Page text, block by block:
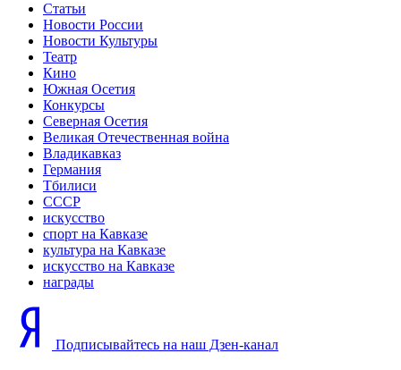
Статьи
Новости России
Новости Культуры
Театр
Кино
Южная Осетия
Конкурсы
Северная Осетия
Великая Отечественная война
Владикавказ
Германия
Тбилиси
СССР
искусство
спорт на Кавказе
культура на Кавказе
искусство на Кавказе
награды
Подписывайтесь на наш Дзен-канал